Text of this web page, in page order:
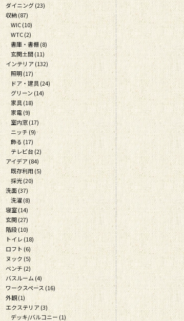
ダイニング (23)
収納 (87)
WIC (10)
WTC (2)
書庫・書棚 (8)
玄関土間 (11)
インテリア (132)
照明 (17)
ドア・建具 (24)
グリーン (14)
家具 (18)
家電 (9)
室内窓 (17)
ニッチ (9)
飾る (17)
テレビ台 (2)
アイデア (84)
既存利用 (5)
採光 (20)
洗面 (37)
洗濯 (8)
寝室 (14)
玄関 (27)
階段 (10)
トイレ (18)
ロフト (6)
ヌック (5)
ベンチ (2)
バスルーム (4)
ワークスペース (16)
外観 (1)
エクステリア (3)
デッキ/バルコニー (1)